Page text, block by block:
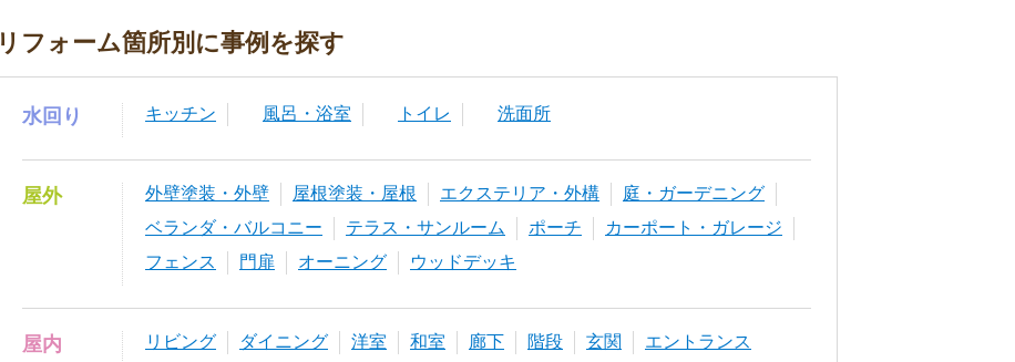
リフォーム箇所別に事例を探す
水回り キッチン 風呂・浴室 トイレ 洗面所
屋外 外壁塗装・外壁 屋根塗装・屋根 エクステリア・外構
庭・ガーデニング
ベランダ・バルコニー
テラス・サンルーム ポーチ
カーポート・ガレージ
フェンス
門扉 オーニング ウッドデッキ
屋内 リビング ダイニング 洋室 和室 廊下 階段 玄関 エントランス